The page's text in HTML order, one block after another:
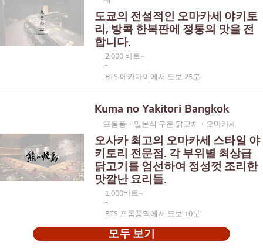
도쿄의 전설적인 오마카세 야키토
리, 방콕 한복판에 정통의 맛을 전
합니다.
2,000 바트~
-
BTS 에카마이에서 도보 25분
Kuma no Yakitori Bangkok
프롬퐁・일본식 구운 닭꼬치・오마카세
오사카 최고의 오마카세 스타일 야
키토리 전문점. 각 부위별 최상급
닭고기를 엄선하여 정성껏 조리한
맛깔난 요리들.
1,000바트~
-
BTS 프롬퐁역에서 도보 10분
모두 보기